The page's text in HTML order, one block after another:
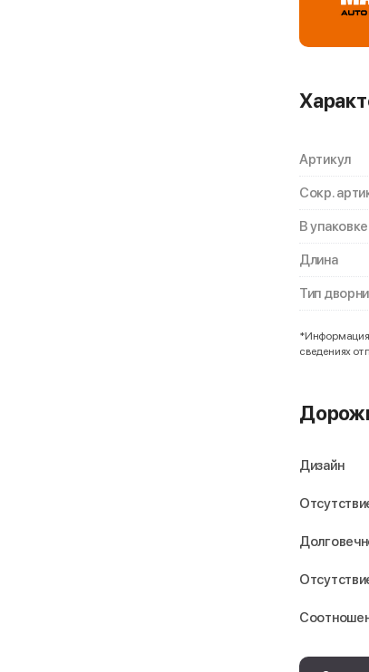
Артикул
Сокр.
В упаковке
Длина
Тип
*Информация
сведениях от
Дизайн